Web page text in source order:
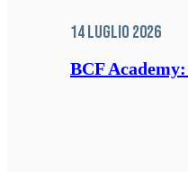
14 Luglio 2026
BCF